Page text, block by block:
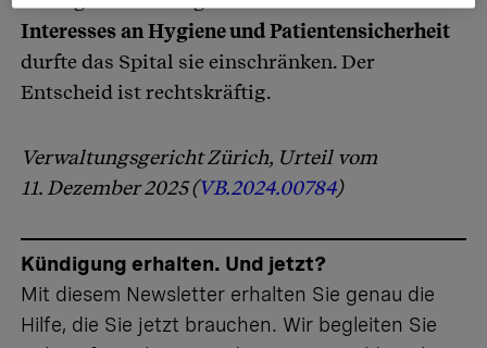
Interesses an Hygiene und Patientensicherheit
durfte das Spital sie einschränken. Der
Entscheid ist rechtskräftig.
Verwaltungsgericht Zürich, Urteil vom
11. Dezember 2025 (VB.2024.00784)
Kündigung erhalten. Und jetzt?
Mit diesem Newsletter erhalten Sie genau die
Hilfe, die Sie jetzt brauchen. Wir begleiten Sie